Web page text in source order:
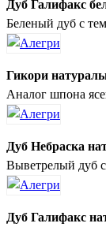
Дуб Галифакс
Беленый дуб с
Гикори
Аналог шпона
Дуб Небраска
Выветрелый дуб
Дуб Галифакс